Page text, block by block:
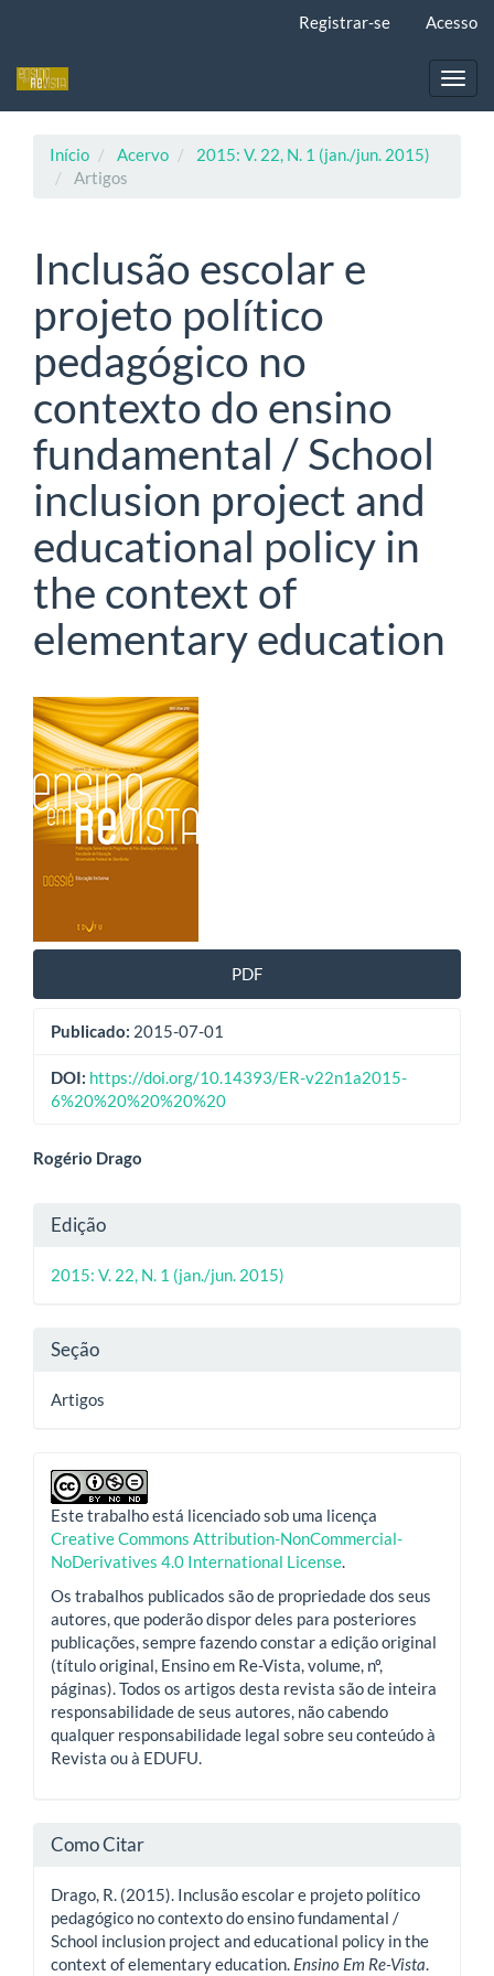
principal
Registrar-se Acesso
Início Acervo
2015: V. 22, N. 1 (jan./jun. 2015)
Artigos
Inclusão escolar e
projeto político
pedagógico no
contexto do ensino
fundamental / School
inclusion project and
educational policy in
the context of
elementary education
Barra
lateral
de
artigos
PDF
Publicado: 2015-07-01
DOI: https://doi.org/10.14393/ER-v22n1a2015-
6%20%20%20%20%20
Conteúdo
artigo
principal
Rogério Drago
Detalhes
do
Edição
2015: V. 22, N. 1 (jan./jun. 2015)
Seção
Artigos
Este trabalho está licenciado sob uma licença
Creative Commons Attribution-NonCommercial-
NoDerivatives 4.0 International License
Os trabalhos publicados são de propriedade dos seus
autores, que poderão dispor deles para posteriores
publicações, sempre fazendo constar a edição original
(título original, Ensino em Re-Vista, volume, nº,
páginas). Todos os artigos desta revista são de inteira
responsabilidade de seus autores, não cabendo
qualquer responsabilidade legal sobre seu conteúdo à
Revista ou à EDUFU.
Como Citar
Drago, R. (2015). Inclusão escolar e projeto político
pedagógico no contexto do ensino fundamental /
School inclusion project and educational policy in the
context of elementary education. Ensino Em Re-Vista